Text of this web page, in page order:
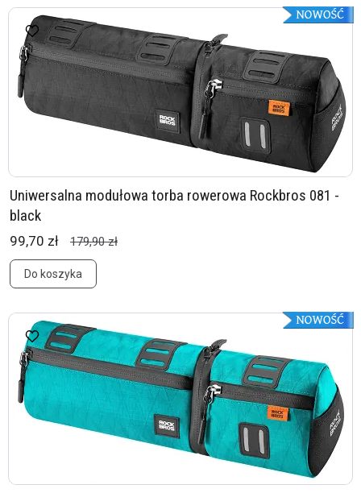
Uniwersalna modułowa torba rowerowa Rockbros 081 -
black
99,70 zł 179,90 zł
Do koszyka